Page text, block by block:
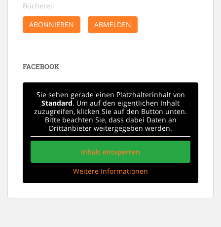
Bücherei.
ABONNIEREN
ABMELDEN
FACEBOOK
Sie sehen gerade einen Platzhalterinhalt von
Standard. Um auf den eigentlichen Inhalt
zuzugreifen, klicken Sie auf den Button unten.
Bitte beachten Sie, dass dabei Daten an
Drittanbieter weitergegeben werden.
Inhalt entsperren
Weitere Informationen